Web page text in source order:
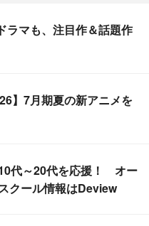
ラマも、注目作＆話題作
】7月期夏の新アニメを
代～20代を応援！ オー
クール情報はDeview